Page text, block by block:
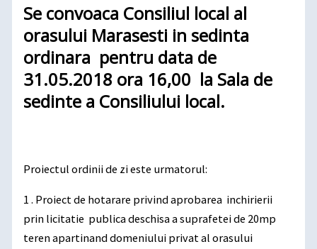
Se convoaca Consiliul local al
orasului Marasesti in sedinta
ordinara pentru data de
31.05.2018 ora 16,00 la Sala de
sedinte a Consiliului local.
Proiectul ordinii de zi este urmatorul:
1 . Proiect de hotarare privind aprobarea inchirierii
prin licitatie publica deschisa a suprafetei de 20mp
teren apartinand domeniului privat al orasului